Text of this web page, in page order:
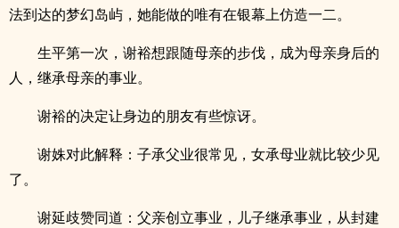
法到达的梦幻岛屿，她能做的唯有在银幕上仿造一二。
生平第一次，谢裕想跟随母亲的步伐，成为母亲身后的
人，继承母亲的事业。
谢裕的决定让身边的朋友有些惊讶。
谢姝对此解释：子承父业很常见，女承母业就比较少见
了。
谢延歧赞同道：父亲创立事业，儿子继承事业，从封建